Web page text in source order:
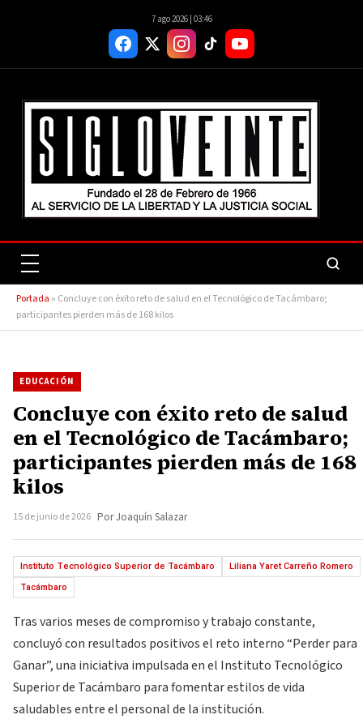
7 ago 2026 | 03:46
Portada » Concluye con éxito reto de salud en el Tecnológico de Tacámbaro;
participantes pierden más de 168 kilos
EDUCACIÓN
Concluye con éxito reto de salud
en el Tecnológico de Tacámbaro;
participantes pierden más de 168
kilos
15 de junio de 2026 Por Joaquín Salazar
Instituto Tecnológico Superior de Tacámbaro
Liliana Yaret Carreño Romero
Tacámbaro
Tras varios meses de compromiso y trabajo constante,
concluyó con resultados positivos el reto interno “Perder para
Ganar”, una iniciativa impulsada en el Instituto Tecnológico
Superior de Tacámbaro para fomentar estilos de vida
saludables entre el personal de la institución.